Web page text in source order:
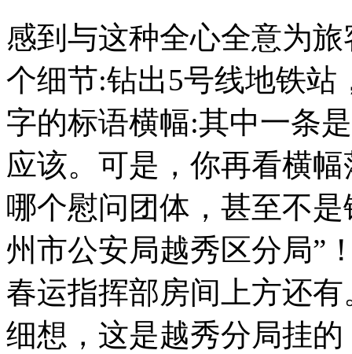
感到与这种全心全意为
个细节:钻出5号线地铁站
字的标语横幅:其中一条
应该。可是，你再看横
哪个慰问团体，甚至不
州市公安局越秀区分局”
春运指挥部房间上方还
细想，这是越秀分局挂